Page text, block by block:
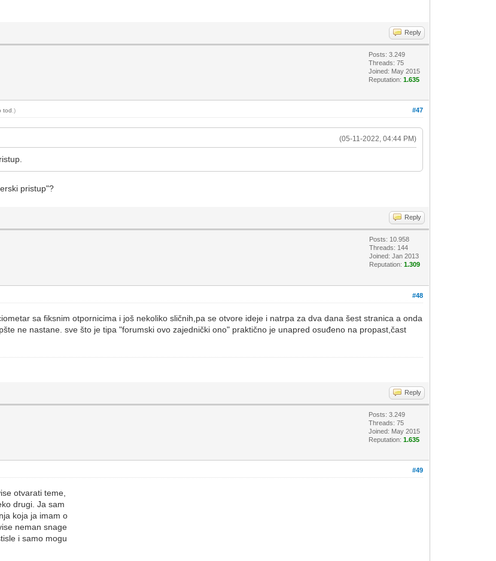
Reply
Posts: 3.249
Threads: 75
Joined: May 2015
Reputation:1.635
#47
tod .)
(05-11-2022, 04:44 PM)
pristup"?
Reply
Posts: 10.958
Threads: 144
Joined: Jan 2013
Reputation:1.309
#48
sa fiksnim otpornicima i još nekoliko sličnih,pa se otvore ideje i natrpa za dva dana šest stranica a onda
ne nastane. sve što je tipa "forumski ovo zajednički ono" praktično je unapred osuđeno na propast,čast
Reply
Posts: 3.249
Threads: 75
Joined: May 2015
Reputation:1.635
#49
otvarati teme,
drugi. Ja sam
koja ja imam o
neman snage
i samo mogu